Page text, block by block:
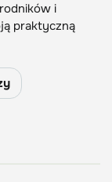
i
praktyczną